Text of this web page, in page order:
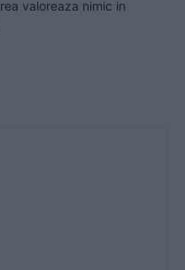
valoreaza nimic in